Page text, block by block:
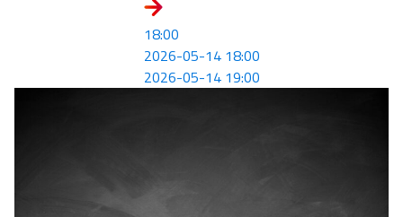
18:00
2026-05-14 18:00
2026-05-14 19:00